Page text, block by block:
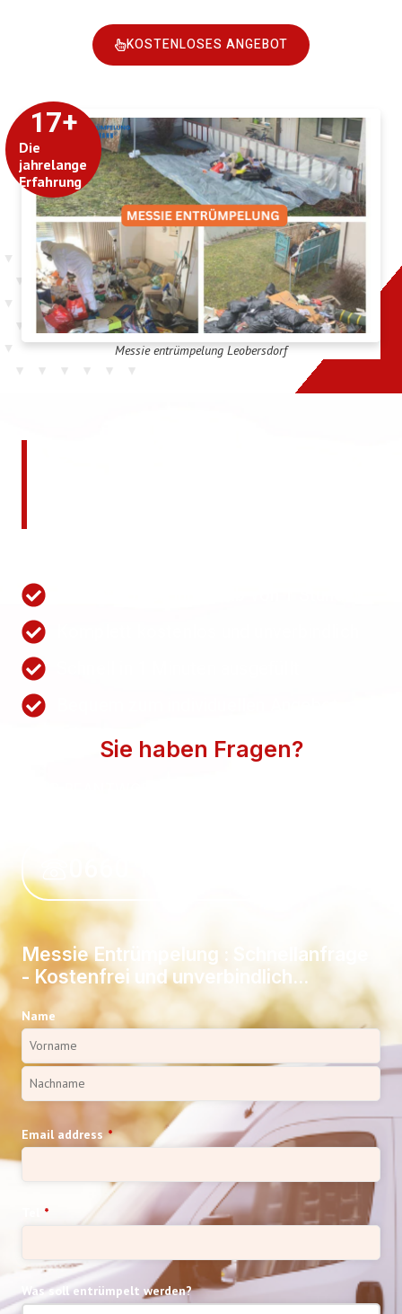
Die
jahrelange
Erfahrung
17+
Messie entrümpelung Leobersdorf
KOSTENLOSES ANGEBOT
Sie haben Fragen?
Messie Entrümpelung : Schnellanfrage
- Kostenfrei und unverbindlich...
Name
Email address *
*
Was soll entrümpelt werden?